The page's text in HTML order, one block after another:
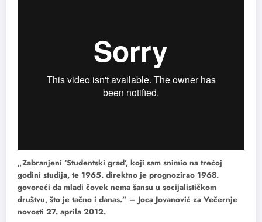
„Zabranjeni ‘Studentski grad’, koji sam snimio na trećoj
godini studija, te 1965. direktno je prognozirao 1968.
govoreći da mladi čovek nema šansu u socijalističkom
društvu, što je tačno i danas.” – Joca Jovanović za Večernje
novosti 27. aprila 2012.